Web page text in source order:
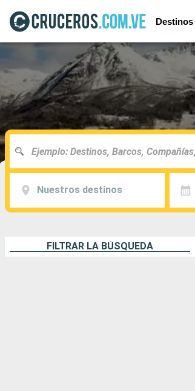
Destinos
Nuestros destinos
FILTRAR LA BÚSQUEDA